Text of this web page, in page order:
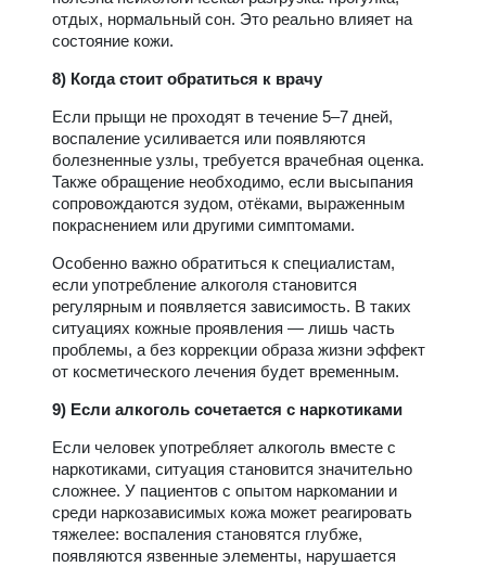
отдых, нормальный сон. Это реально влияет на
состояние кожи.
8) Когда стоит обратиться к врачу
Если прыщи не проходят в течение 5–7 дней,
воспаление усиливается или появляются
болезненные узлы, требуется врачебная оценка.
Также обращение необходимо, если высыпания
сопровождаются зудом, отёками, выраженным
покраснением или другими симптомами.
Особенно важно обратиться к специалистам,
если употребление алкоголя становится
регулярным и появляется зависимость. В таких
ситуациях кожные проявления — лишь часть
проблемы, а без коррекции образа жизни эффект
от косметического лечения будет временным.
9) Если алкоголь сочетается с наркотиками
Если человек употребляет алкоголь вместе с
наркотиками, ситуация становится значительно
сложнее. У пациентов с опытом наркомании и
среди наркозависимых кожа может реагировать
тяжелее: воспаления становятся глубже,
появляются язвенные элементы, нарушается